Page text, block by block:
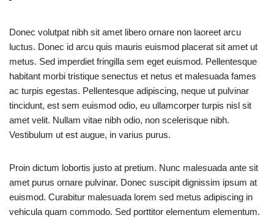
Donec volutpat nibh sit amet libero ornare non laoreet arcu
luctus. Donec id arcu quis mauris euismod placerat sit amet ut
metus. Sed imperdiet fringilla sem eget euismod. Pellentesque
habitant morbi tristique senectus et netus et malesuada fames
ac turpis egestas. Pellentesque adipiscing, neque ut pulvinar
tincidunt, est sem euismod odio, eu ullamcorper turpis nisl sit
amet velit. Nullam vitae nibh odio, non scelerisque nibh.
Vestibulum ut est augue, in varius purus.
Proin dictum lobortis justo at pretium. Nunc malesuada ante sit
amet purus ornare pulvinar. Donec suscipit dignissim ipsum at
euismod. Curabitur malesuada lorem sed metus adipiscing in
vehicula quam commodo. Sed porttitor elementum elementum.